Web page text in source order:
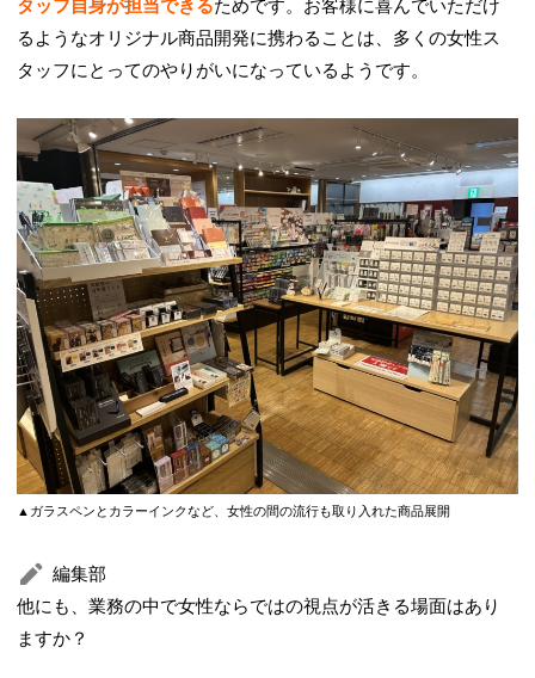
タッフ自身が担当できるためです。お客様に喜んでいただけ
るようなオリジナル商品開発に携わることは、多くの女性ス
タッフにとってのやりがいになっているようです。
▲ガラスペンとカラーインクなど、女性の間の流行も取り入れた商品展開
編集部
他にも、業務の中で女性ならではの視点が活きる場面はあり
ますか？